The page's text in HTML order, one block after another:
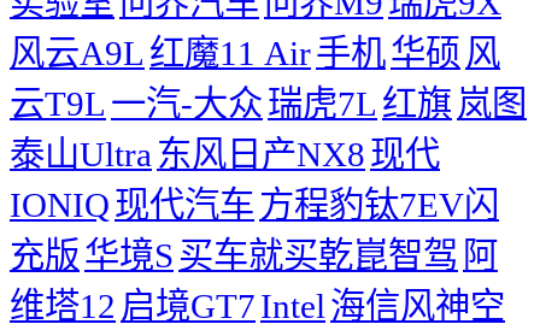
风云A9L 红魔11 Air手机华硕 风
云T9L 一汽-大众瑞虎7L 红旗 岚图
泰山Ultra 东风日产NX8现代
IONIQ现代汽车 方程豹钛7EV闪
充版华境S 买车就买乾崑智驾 阿
维塔12 启境GT7Intel 海信风神空